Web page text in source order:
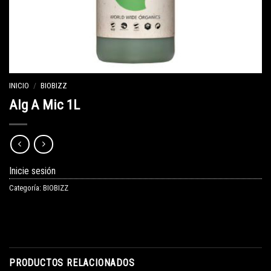
INICIO / BIOBIZZ
Alg A Mic 1L
Inicie sesión
Categoría: BIOBIZZ
PRODUCTOS RELACIONADOS